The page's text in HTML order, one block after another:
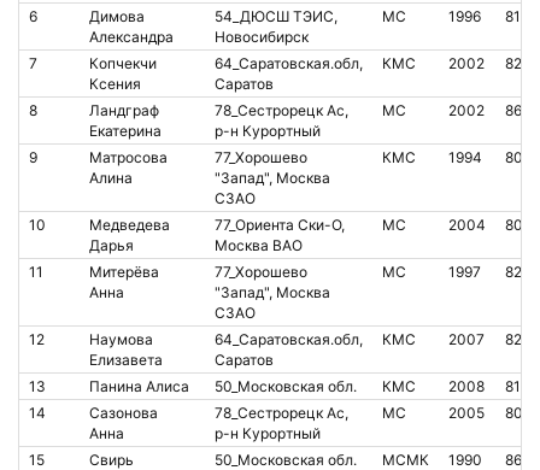
6
Димова
Александра
54_ДЮСШ ТЭИС,
Новосибирск
МС 1996
7
Копчекчи
Ксения
64_Саратовская.обл,
Саратов
КМС 2002
8
Ландграф
Екатерина
78_Сестрорецк Ас,
р-н Курортный
МС 2002
9
Матросова
Алина
77_Хорошево
"Запад", Москва
СЗАО
КМС 1994
10
Медведева
Дарья
77_Ориента Ски-О,
Москва ВАО
МС 2004
11
Митерёва
Анна
77_Хорошево
"Запад", Москва
СЗАО
МС 1997
12
Наумова
Елизавета
64_Саратовская.обл,
Саратов
КМС 2007
13 Панина Алиса 50_Московская обл. КМС 2008
14
Сазонова
Анна
78_Сестрорецк Ас,
р-н Курортный
МС 2005
15
Свирь
50_Московская обл. МСМК 1990